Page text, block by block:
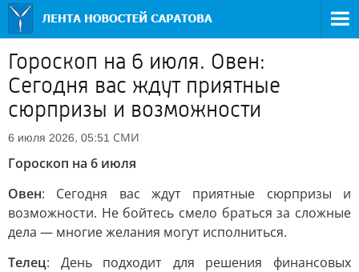
Гороскоп на 6 июля. Овен:
Сегодня вас ждут приятные
сюрпризы и возможности
6 июля 2026, 05:51 СМИ
Гороскоп на 6 июля
Овен: Сегодня вас ждут приятные сюрпризы и
возможности. Не бойтесь смело браться за сложные
дела — многие желания могут исполниться.
Телец: День подходит для решения финансовых